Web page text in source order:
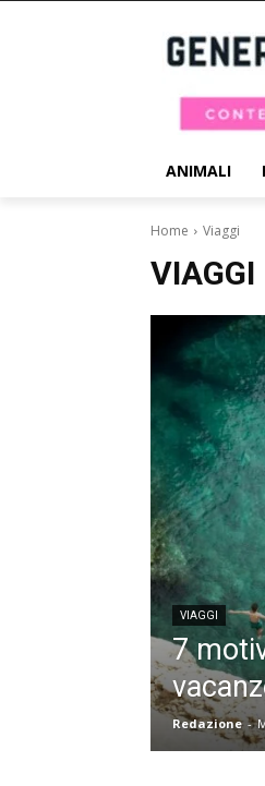
ANIMALI
Home Viaggi
VIAGGI
VIAGGI
7
Redazione -